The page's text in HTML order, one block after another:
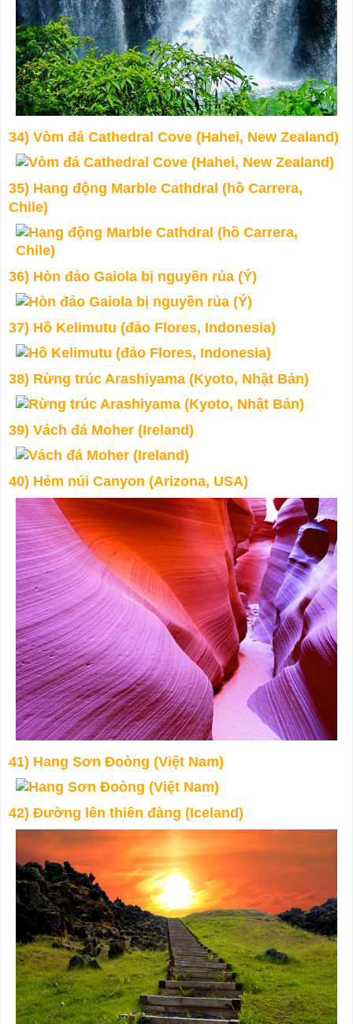
34) Vòm đá Cathedral Cove (Hahei, New Zealand)
35) Hang động Marble Cathdral (hồ Carrera,
Chile)
36) Hòn đảo Gaiola bị nguyền rủa (Ý)
37) Hồ Kelimutu (đảo Flores, Indonesia)
38) Rừng trúc Arashiyama (Kyoto, Nhật Bản)
39) Vách đá Moher (Ireland)
40) Hẻm núi Canyon (Arizona, USA)
41) Hang Sơn Đoòng (Việt Nam)
42) Đường lên thiên đàng (Iceland)